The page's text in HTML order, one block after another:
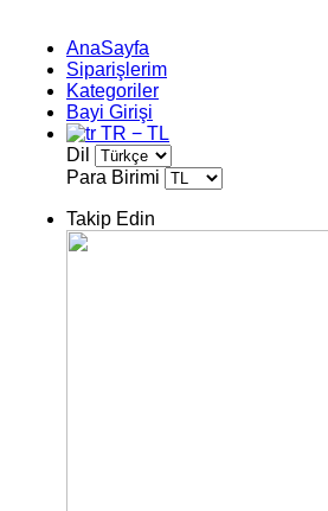
AnaSayfa
Siparişlerim
Kategoriler
Bayi Girişi
TR − TL
Dil
Para Birimi
Takip Edin